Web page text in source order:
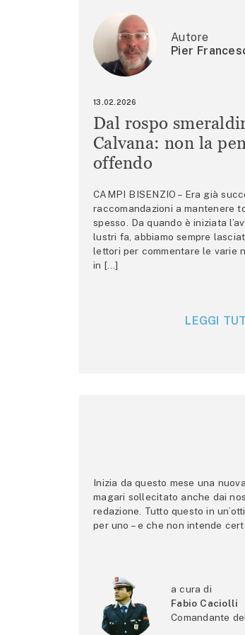
Autore
Pier
13.02.2026
Dal rospo
Calvana: non la
offendo
CAMPI BISENZIO – Era già
raccomandazioni a mantenere
spesso. Da quando è iniziata
lustri fa, abbiamo sempre
lettori per commentare le varie
in […]
LEGGI
Inizia da questo mese una
magari sollecitato anche dai
redazione. Tutto questo in
per uno – e che non intende
a cura di
Fabio Caciolli
Comandante